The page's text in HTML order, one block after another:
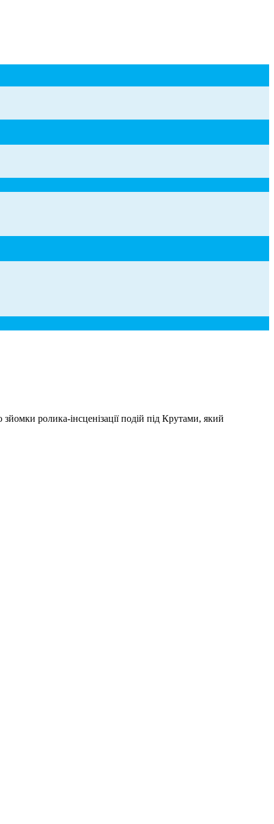
ролика-інсценізації подій під Крутами, який